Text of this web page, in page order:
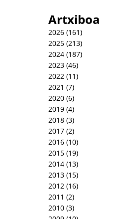
Artxiboa
2026(161)
2025(213)
2024(187)
2023(46)
2022 (11)
2021 (7)
2020(6)
2019(4)
2018(3)
2017(2)
2016(10)
2015(19)
2014(13)
2013(15)
2012 (16)
2011 (2)
2010(3)